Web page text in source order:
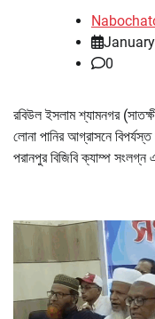
0
রবিউল ইসলাম শ্যামনগর
লোনা পানির আগ্রাসনে
পরানপুর বিজিবি ক্যাম্প সংলগ্ন